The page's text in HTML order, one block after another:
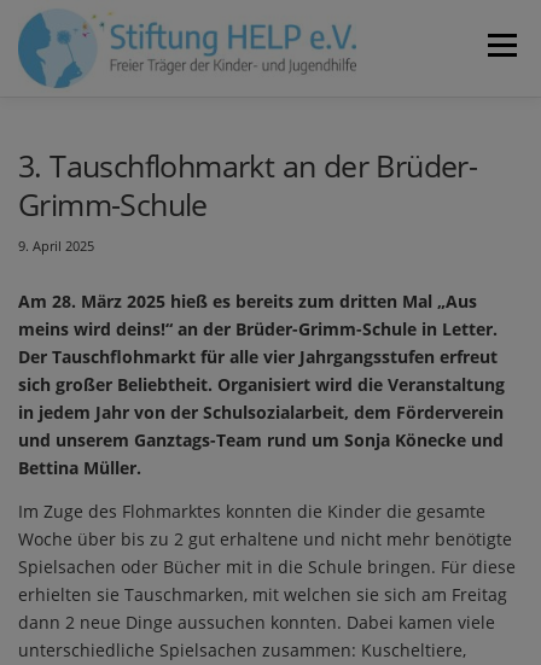
Zum
Inhalt
springen
Menü
3. Tauschflohmarkt an der Brüder-
Grimm-Schule
9. April 2025
Am 28. März 2025 hieß es bereits zum dritten Mal „Aus
meins wird deins!“ an der Brüder-Grimm-Schule in Letter.
Der Tauschflohmarkt für alle vier Jahrgangsstufen erfreut
sich großer Beliebtheit. Organisiert wird die Veranstaltung
in jedem Jahr von der Schulsozialarbeit, dem Förderverein
und unserem Ganztags-Team rund um Sonja Könecke und
Bettina Müller.
Im Zuge des Flohmarktes konnten die Kinder die gesamte
Woche über bis zu 2 gut erhaltene und nicht mehr benötigte
Spielsachen oder Bücher mit in die Schule bringen. Für diese
erhielten sie Tauschmarken, mit welchen sie sich am Freitag
dann 2 neue Dinge aussuchen konnten. Dabei kamen viele
unterschiedliche Spielsachen zusammen: Kuscheltiere,